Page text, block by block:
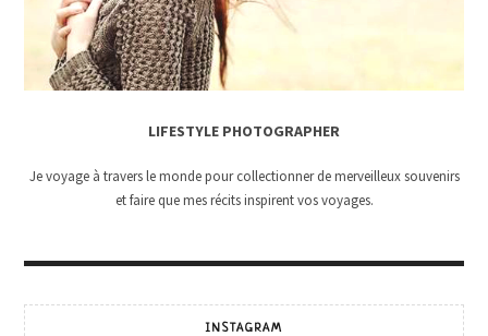
LIFESTYLE PHOTOGRAPHER
Je voyage à travers le monde pour collectionner de merveilleux souvenirs
et faire que mes récits inspirent vos voyages.
INSTAGRAM